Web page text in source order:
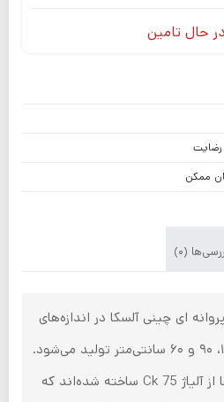
در حال تامین
رضایت
ممکن
(0)
ای چینی آلسکا در اندازه‌های
مختلف ۱۲۰، ۹۰ و ۶۰ سانتی‌متر تولید می‌شود.
این تیغه‌ها از آلیاژ Ck 75 ساخته شده‌اند که